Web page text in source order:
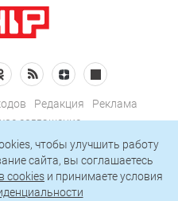
Редакция
Реклама
соглашение
рассылку
чтобы улучшить работу
сайта, вы соглашаетесь
cookies и принимаете условия